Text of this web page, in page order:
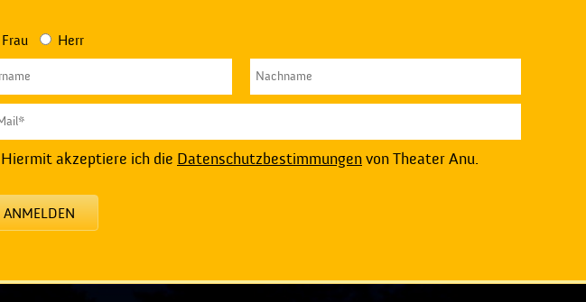
Frau Herr
Hiermit akzeptiere ich die Datenschutzbestimmungenvon Theater Anu.
ANMELDEN